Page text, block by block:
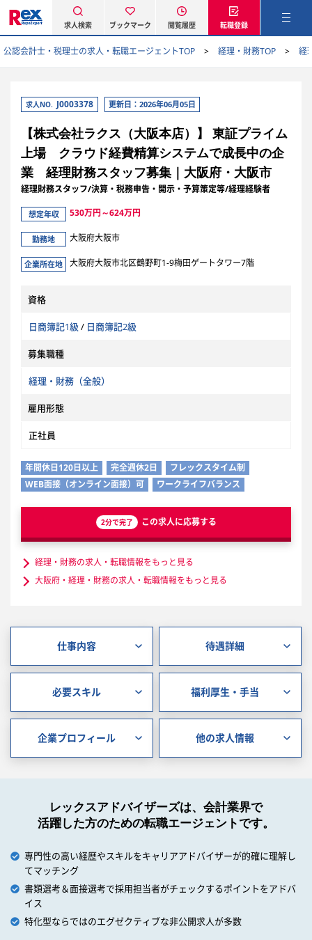
求人検索 ブックマーク 閲覧履歴 転職登録
公認会計士・税理士の求人・転職エージェントTOP 経理・財務TOP 経
求人NO. J0003378 更新日：2026年06月05日
【株式会社ラクス（大阪本店）】 東証プライム
上場 クラウド経費精算システムで成長中の企
業 経理財務スタッフ募集｜大阪府・大阪市
経理財務スタッフ/決算・税務申告・開示・予算策定等/経理経験者
想定年収 530万円～624万円
勤務地 大阪府大阪市
企業所在地 大阪府大阪市北区鶴野町1-9梅田ゲートタワー7階
資格
日商簿記1級 / 日商簿記2級
募集職種
経理・財務（全般）
雇用形態
正社員
年間休日120日以上 完全週休2日
フレックスタイム制
WEB面接（オンライン面接）可
ワークライフバランス
2分で完了 この求人に応募する
経理・財務の求人・転職情報をもっと見る
大阪府・経理・財務の求人・転職情報をもっと見る
仕事内容 待遇詳細
必要スキル 福利厚生・手当
企業プロフィール 他の求人情報
レックスアドバイザーズは、会計業界で
活躍した方のための転職エージェントです。
専門性の高い経歴やスキルをキャリアアドバイザーが的確に理解し
てマッチング
書類選考＆面接選考で採用担当者がチェックするポイントをアドバ
イス
特化型ならではのエグゼクティブな非公開求人が多数